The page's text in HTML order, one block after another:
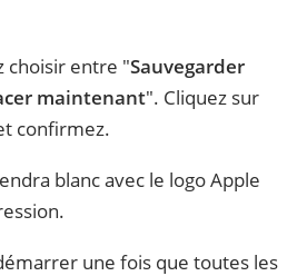
choisir entre "Sauvegarder
maintenant". Cliquez sur
confirmez.
blanc avec le logo Apple
une fois que toutes les